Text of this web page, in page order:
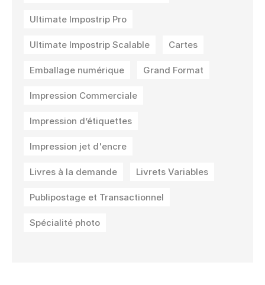
Ultimate Impostrip Pro
Ultimate Impostrip Scalable Cartes
Emballage numérique Grand Format
Impression Commerciale
Impression d’étiquettes
Impression jet d'encre
Livres à la demande Livrets Variables
Publipostage et Transactionnel
Spécialité photo